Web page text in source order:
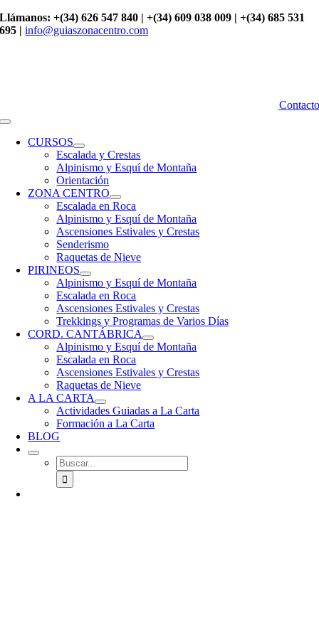
Saltar
al
Llámanos: +(34) 626 547 840 | +(34) 609 038 009 | +(34) 685 531
695 | info@guiaszonacentro.com
Contacto
Toggle
NavigationCURSOS
Escalada y Crestas
Alpinismo y Esquí de Montaña
Orientación
ZONA CENTRO
Escalada en Roca
Alpinismo y Esquí de Montaña
Ascensiones Estivales y Crestas
Senderismo
Raquetas de Nieve
PIRINEOS
Alpinismo y Esquí de Montaña
Escalada en Roca
Ascensiones Estivales y Crestas
Trekkings y Programas de Varios Días
CORD. CANTÁBRICA
Alpinismo y Esquí de Montaña
Escalada en Roca
Ascensiones Estivales y Crestas
Raquetas de Nieve
A LA CARTA
Actividades Guiadas a La Carta
Formación a La Carta
BLOG
Buscar: